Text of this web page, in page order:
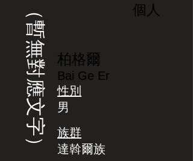
（暫無對應文字） 個人
柏格爾
Bai Ge Er
性別
男
族群
達斡爾族